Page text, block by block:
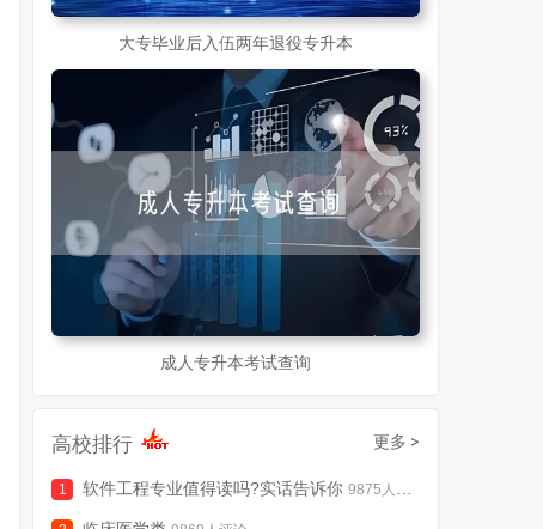
大专毕业后入伍两年退役专升本
成人专升本考试查询
高校排行 更多 >
软件工程专业值得读吗?实话告诉你 9875人评论